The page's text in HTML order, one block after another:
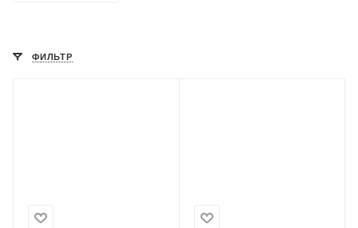
ФИЛЬТР